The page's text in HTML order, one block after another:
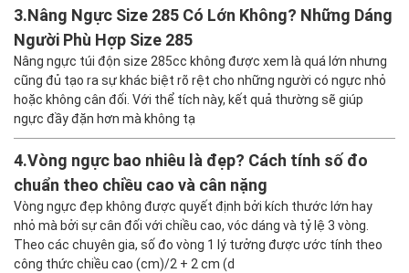
3.Nâng Ngực Size 285 Có Lớn Không? Những Dáng
Người Phù Hợp Size 285
Nâng ngực túi độn size 285cc không được xem là quá lớn nhưng
cũng đủ tạo ra sự khác biệt rõ rệt cho những người có ngực nhỏ
hoặc không cân đối. Với thể tích này, kết quả thường sẽ giúp
ngực đầy đặn hơn mà không tạ
4.Vòng ngực bao nhiêu là đẹp? Cách tính số đo
chuẩn theo chiều cao và cân nặng
Vòng ngực đẹp không được quyết định bởi kích thước lớn hay
nhỏ mà bởi sự cân đối với chiều cao, vóc dáng và tỷ lệ 3 vòng.
Theo các chuyên gia, số đo vòng 1 lý tưởng được ước tính theo
công thức chiều cao (cm)/2 + 2 cm (d